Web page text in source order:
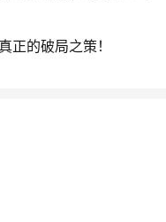
正的破局之策！